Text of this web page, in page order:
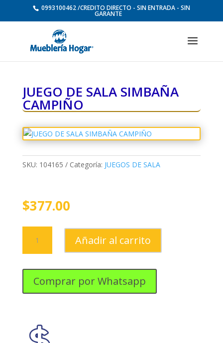
0993100462 /CREDITO DIRECTO - SIN ENTRADA - SIN
GARANTE
JUEGO DE SALA SIMBAÑA
CAMPIÑO
SKU: 104165 Categoría: JUEGOS DE SALA
$377.00
SALA
CAMPIÑO
Añadir al carrito
Comprar por Whatsapp